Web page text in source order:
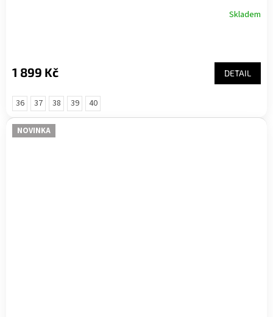
Skladem
1 899 Kč DETAIL
36 37 38 39 40
NOVINKA